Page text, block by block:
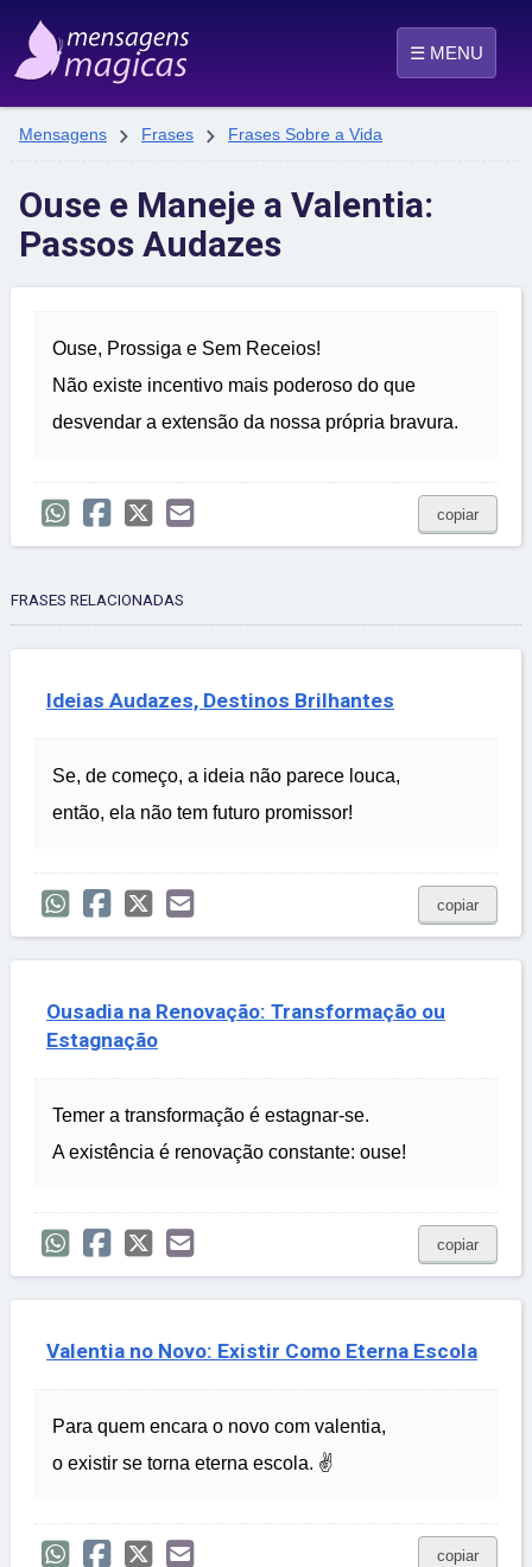
☰ MENU
Mensagens  Frases  Frases Sobre a Vida
Ouse e Maneje a Valentia:
Passos Audazes
Ouse, Prossiga e Sem Receios!
Não existe incentivo mais poderoso do que
desvendar a extensão da nossa própria bravura.
copiar
FRASES RELACIONADAS
Ideias Audazes, Destinos Brilhantes
Se, de começo, a ideia não parece louca,
então, ela não tem futuro promissor!
copiar
Ousadia na Renovação: Transformação ou
Estagnação
Temer a transformação é estagnar-se.
A existência é renovação constante: ouse!
copiar
Valentia no Novo: Existir Como Eterna Escola
Para quem encara o novo com valentia,
o existir se torna eterna escola. ✌
copiar